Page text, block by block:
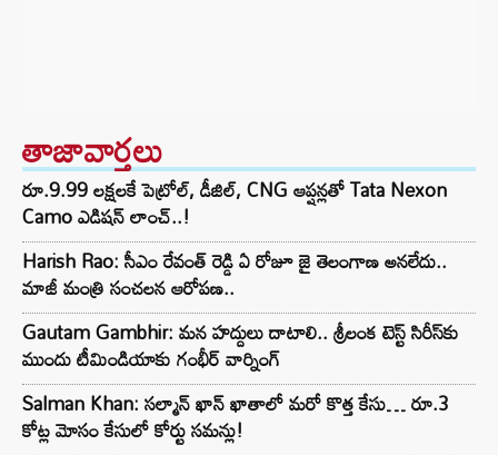
తాజావార్తలు
రూ.9.99 లక్షలకే పెట్రోల్, డీజిల్, CNG ఆప్షన్లతో Tata Nexon
Camo ఎడిషన్ లాంచ్..!
Harish Rao: సీఎం రేవంత్ రెడ్డి ఏ రోజూ జై తెలంగాణ అనలేదు..
మాజీ మంత్రి సంచలన ఆరోపణ..
Gautam Gambhir: మన హద్దులు దాటాలి.. శ్రీలంక టెస్ట్ సిరీస్‌కు
ముందు టీమిండియాకు గంభీర్ వార్నింగ్
Salman Khan: సల్మాన్ ఖాన్ ఖాతాలో మరో కొత్త కేసు… రూ.3
కోట్ల మోసం కేసులో కోర్టు సమన్లు!